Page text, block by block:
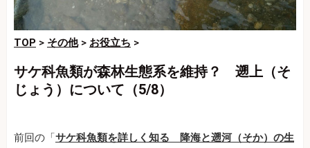
TOP > その他> お役立ち >
サケ科魚類が森林生態系を維持？ 遡上（そ
じょう）について（5/8）
前回の「 サケ科魚類を詳しく知る 降海と遡河（そか）の生